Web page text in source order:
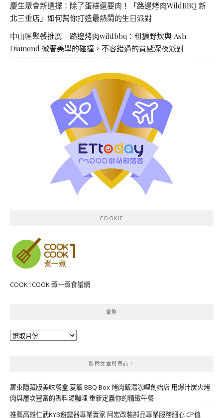
慶生聚會新選擇：除了蛋糕還要肉！「路邊烤肉WildBBQ 新
北三重店」如何幫你打造最熱鬧的生日派對
中山區聚餐推薦｜路邊烤肉wildbbq：粗獷野炊與 Ash
Diamond 微奢美學的碰撞，不容錯過的質感深夜派對
COOKIE
COOK1COOK 煮一煮食譜網
彙整
彙
熱門文章與頁面︰
羅東隱藏版美味餐盒 夏飯 BBQ Box 烤肉飯湯咖哩創始店 用爆汁炭火烤
肉與層次豐富的香料湯咖哩 重新定義你的精緻午餐
推薦高雄仁武KYB避震器專業賣家 阿宏改裝部品專業服務細心 CP值